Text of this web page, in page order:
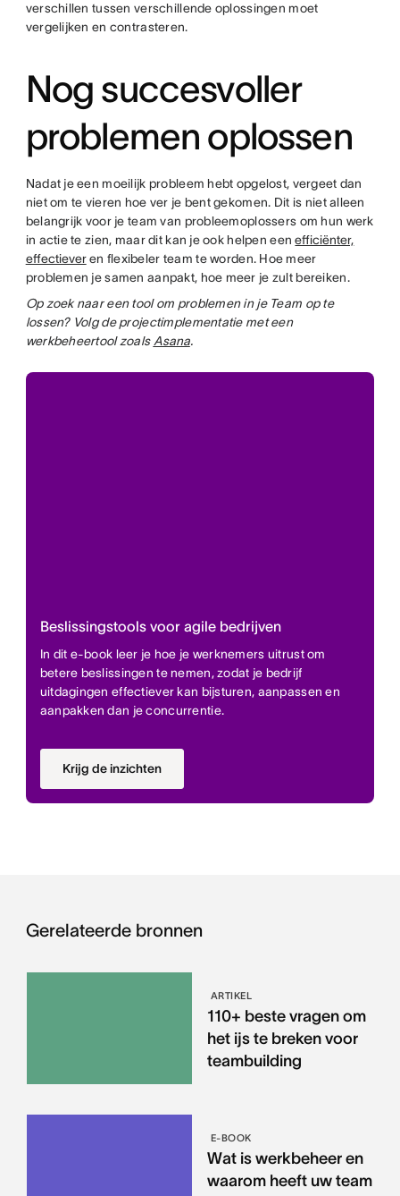
verschillen tussen verschillende oplossingen moet
vergelijken en contrasteren.
Nog succesvoller
problemen oplossen
Nadat je een moeilijk probleem hebt opgelost, vergeet dan
niet om te vieren hoe ver je bent gekomen. Dit is niet alleen
belangrijk voor je team van probleemoplossers om hun werk
in actie te zien, maar dit kan je ook helpen eenefficiënter,
effectieveren flexibeler team te worden. Hoe meer
problemen je samen aanpakt, hoe meer je zult bereiken.
Op zoek naar een tool om problemen in je Team op te
lossen? Volg de projectimplementatie met een
werkbeheertool zoals Asana.
Beslissingstools voor agile bedrijven
In dit e-book leer je hoe je werknemers uitrust om
betere beslissingen te nemen, zodat je bedrijf
uitdagingen effectiever kan bijsturen, aanpassen en
aanpakken dan je concurrentie.
Krijg de inzichten
Gerelateerde bronnen
ARTIKEL
110+ beste vragen om
het ijs te breken voor
teambuilding
E-BOOK
Wat is werkbeheer en
waarom heeft uw team